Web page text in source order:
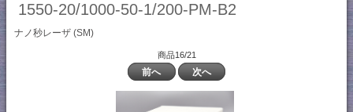
1550-20/1000-50-1/200-PM-B2
ナノ秒レーザ (SM)
商品16/21
前へ 次へ